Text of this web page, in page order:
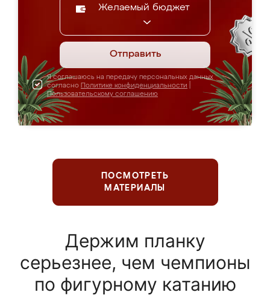
Желаемый бюджет
Отправить
Я соглашаюсь на передачу персональных данных
согласно Политике конфиденциальности
Пользовательскому соглашению
ПОСМОТРЕТЬ
МАТЕРИАЛЫ
Держим планку
серьезнее, чем чемпионы
по фигурному катанию